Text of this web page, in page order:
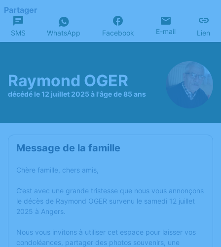
Partager
SMS WhatsApp Facebook E-mail Lien
Raymond OGER
décédé le 12 juillet 2025 à l'âge de 85 ans
Message de la famille
Chère famille, chers amis,
C’est avec une grande tristesse que nous vous annonçons
le décès de Raymond OGER survenu le samedi 12 juillet
2025 à Angers.
Nous vous invitons à utiliser cet espace pour laisser vos
condoléances, partager des photos souvenirs, une